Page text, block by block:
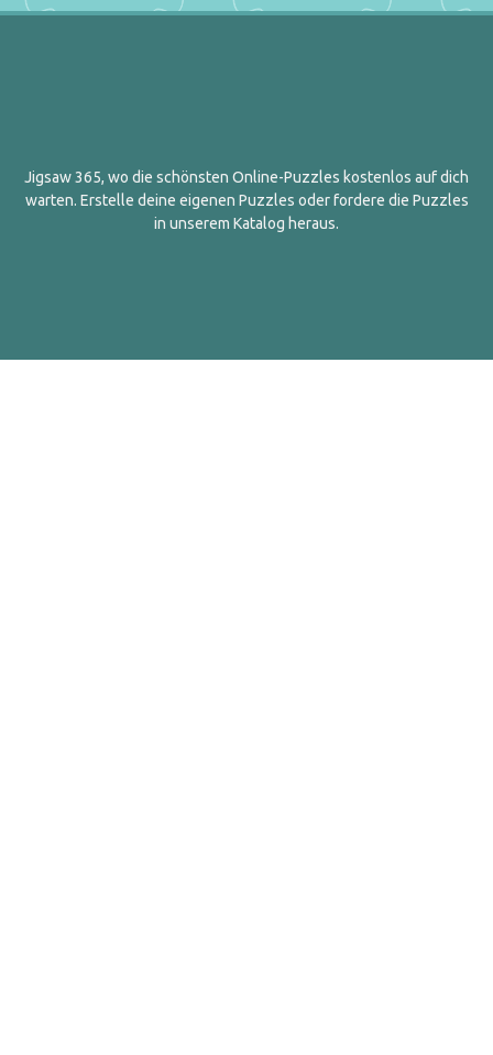
Jigsaw 365, wo die schönsten Online-Puzzles kostenlos auf dich
warten. Erstelle deine eigenen Puzzles oder fordere die Puzzles
in unserem Katalog heraus.